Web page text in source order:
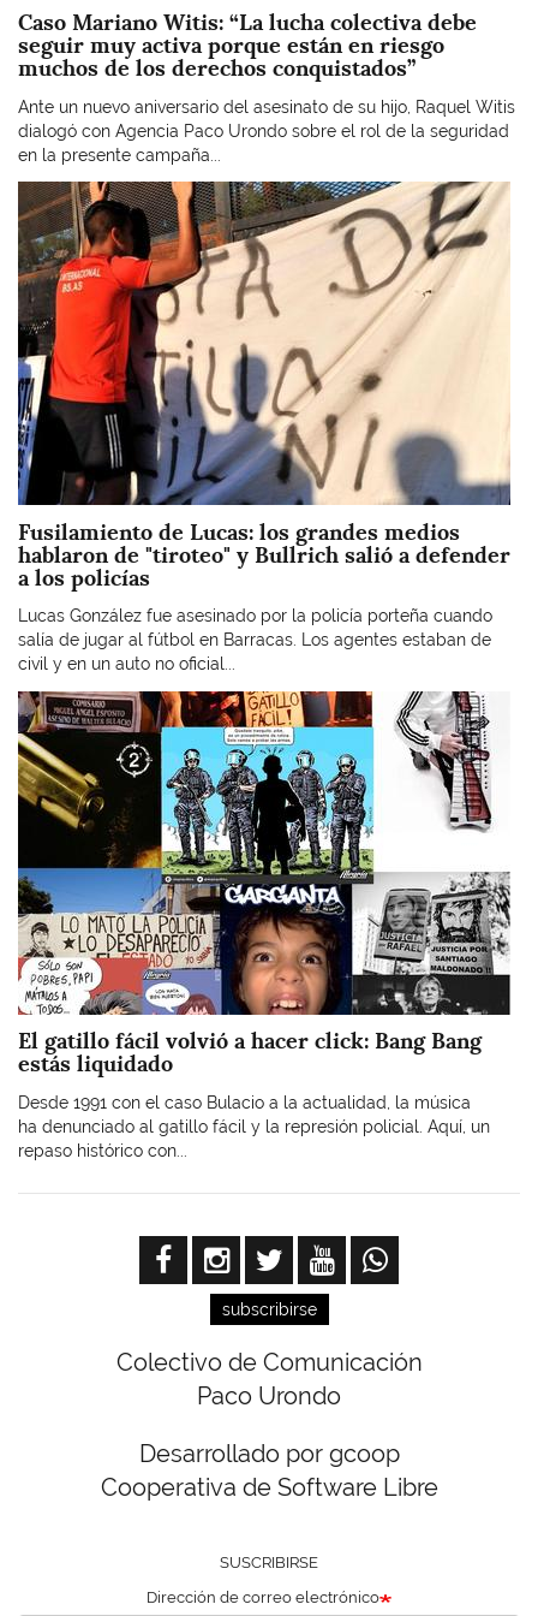
Caso Mariano Witis: “La lucha colectiva debe
seguir muy activa porque están en riesgo
muchos de los derechos conquistados”
Ante un nuevo aniversario del asesinato de su hijo, Raquel Witis
dialogó con Agencia Paco Urondo sobre el rol de la seguridad
en la presente campaña...
Imagen
Fusilamiento de Lucas: los grandes medios
hablaron de "tiroteo" y Bullrich salió a defender
a los policías
Lucas González fue asesinado por la policía porteña cuando
salía de jugar al fútbol en Barracas. Los agentes estaban de
civil y en un auto no oficial...
Imagen
El gatillo fácil volvió a hacer click: Bang Bang
estás liquidado
Desde 1991 con el caso Bulacio a la actualidad, la música
ha denunciado al gatillo fácil y la represión policial. Aquí, un
repaso histórico con...
subscribirse
Colectivo de Comunicación
Paco Urondo
Desarrollado por gcoop
Cooperativa de Software Libre
SUSCRIBIRSE
Dirección de correo electrónico